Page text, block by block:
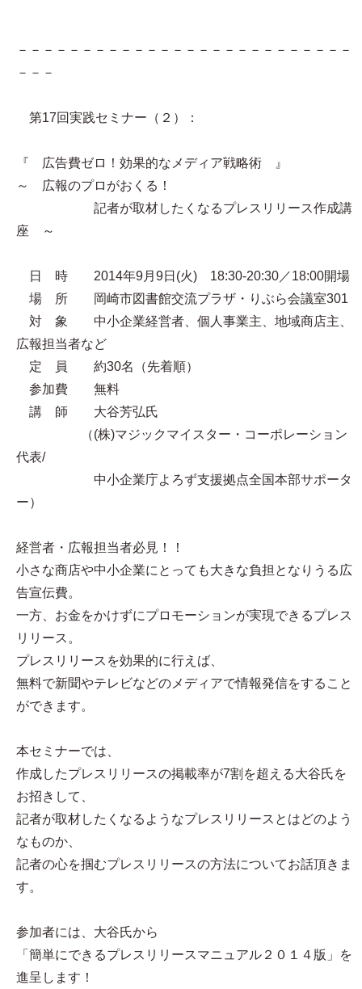
－－－－－－－－－－－－－－－－－－－－－－－－－－
－－－
第17回実践セミナー（２）：
『 広告費ゼロ！効果的なメディア戦略術 』
～ 広報のプロがおくる！
記者が取材したくなるプレスリリース作成講
座 ～
日 時 2014年9月9日(火) 18:30-20:30／18:00開場
場 所 岡崎市図書館交流プラザ・りぶら会議室301
対 象 中小企業経営者、個人事業主、地域商店主、
広報担当者など
定 員 約30名（先着順）
参加費 無料
講 師 大谷芳弘氏
（(株)マジックマイスター・コーポレーション
代表/
中小企業庁よろず支援拠点全国本部サポータ
ー）
経営者・広報担当者必見！！
小さな商店や中小企業にとっても大きな負担となりうる広
告宣伝費。
一方、お金をかけずにプロモーションが実現できるプレス
リリース。
プレスリリースを効果的に行えば、
無料で新聞やテレビなどのメディアで情報発信をすること
ができます。
本セミナーでは、
作成したプレスリリースの掲載率が7割を超える大谷氏を
お招きして、
記者が取材したくなるようなプレスリリースとはどのよう
なものか、
記者の心を掴むプレスリリースの方法についてお話頂きま
す。
参加者には、大谷氏から
「簡単にできるプレスリリースマニュアル２０１４版」を
進呈します！